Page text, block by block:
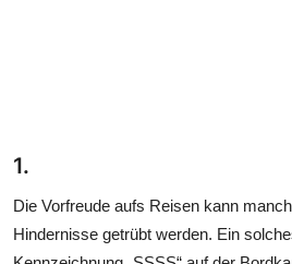
1.
Die Vorfreude aufs Reisen kann
Hindernisse getrübt werden. Ein